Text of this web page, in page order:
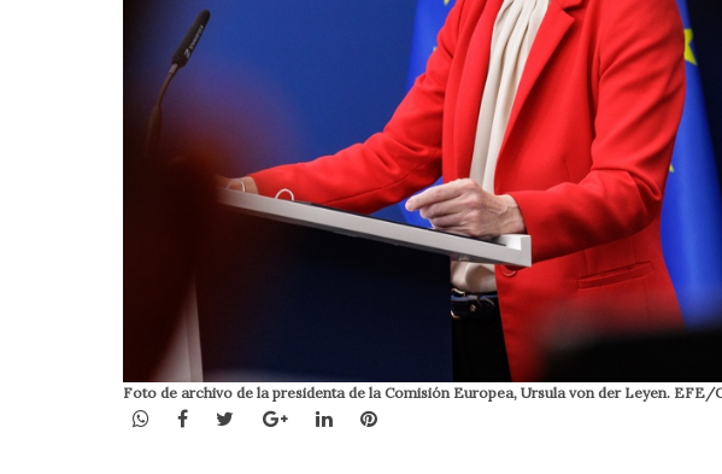
Foto de archivo de la presidenta de la Comisión Europea, Ursula von der Leyen. EFE/
WhatsApp
Facebook
TwitterGoogle+LinkedInPinterest